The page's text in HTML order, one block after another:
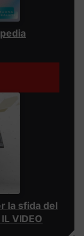
la sfida del
VIDEO